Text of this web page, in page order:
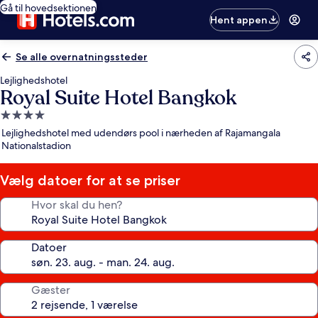
Gå til hovedsektionen
Hent appen
Se alle overnatningssteder
Lejlighedshotel
Royal Suite Hotel Bangkok
4.0-
stjernet
overnatningssted
Lejlighedshotel med udendørs pool i nærheden af Rajamangala
Nationalstadion
Vælg datoer for at se priser
Hvor skal du hen?
Datoer
Gæster